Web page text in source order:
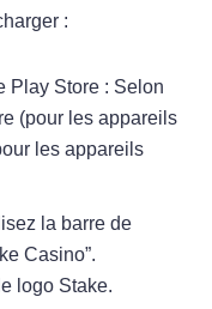
:
Play Store : Selon
(pour les appareils
les appareils
la barre de
Casino”.
logo Stake.